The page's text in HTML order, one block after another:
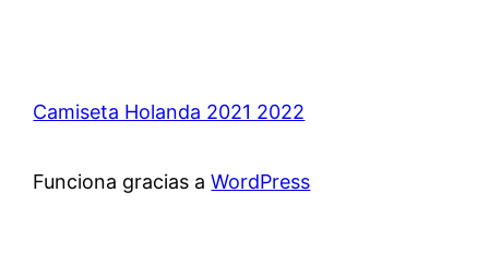
Camiseta Holanda 2021 2022
Funciona gracias aWordPress